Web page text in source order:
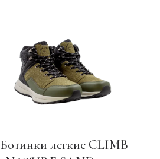
Ботинки легкие CLIMB